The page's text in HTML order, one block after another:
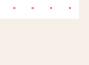
● ● ● ●